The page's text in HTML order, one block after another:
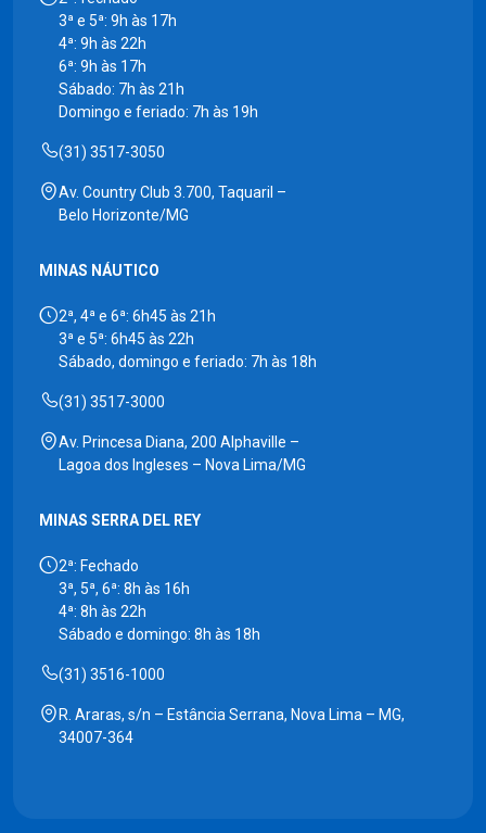
3ª e 5ª: 9h às 17h
4ª: 9h às 22h
6ª: 9h às 17h
Sábado: 7h às 21h
Domingo e feriado: 7h às 19h
(31) 3517-3050
Av. Country Club 3.700, Taquaril –
Belo Horizonte/MG
MINAS NÁUTICO
2ª, 4ª e 6ª: 6h45 às 21h
3ª e 5ª: 6h45 às 22h
Sábado, domingo e feriado: 7h às 18h
(31) 3517-3000
Av. Princesa Diana, 200 Alphaville –
Lagoa dos Ingleses – Nova Lima/MG
MINAS SERRA DEL REY
2ª: Fechado
3ª, 5ª, 6ª: 8h às 16h
4ª: 8h às 22h
Sábado e domingo: 8h às 18h
(31) 3516-1000
R. Araras, s/n – Estância Serrana, Nova Lima – MG,
34007-364